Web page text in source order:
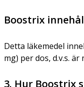
Boostrix
Detta läkemedel
mg) per dos, d.v.s.
3. Hur Boostrix